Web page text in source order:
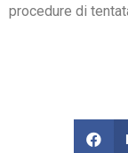
procedure di